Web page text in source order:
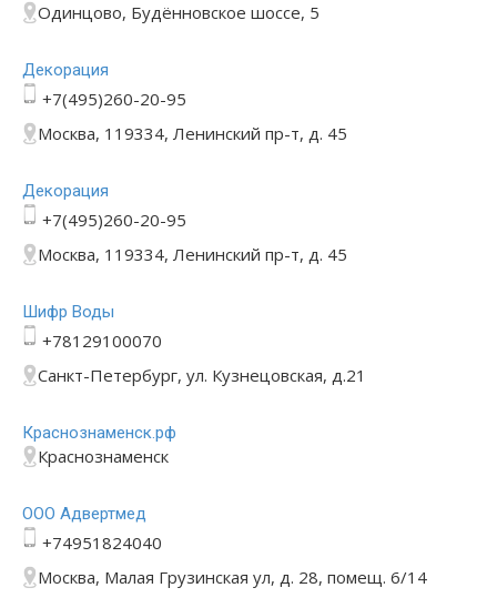
Одинцово, Будённовское шоссе, 5
Декорация
+7(495)260-20-95
Москва, 119334, Ленинский пр-т, д. 45
Декорация
+7(495)260-20-95
Москва, 119334, Ленинский пр-т, д. 45
Шифр Воды
+78129100070
Санкт-Петербург, ул. Кузнецовская, д.21
Краснознаменск.рф
Краснознаменск
ООО Адвертмед
+74951824040
Москва, Малая Грузинская ул, д. 28, помещ. 6/14